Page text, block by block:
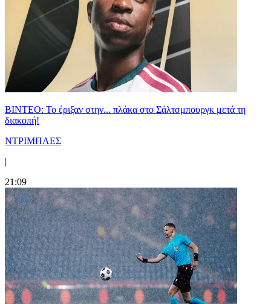
ΒΙΝΤΕΟ: Το έριξαν στην... πλάκα στο Σάλτσμπουργκ μετά τη
διακοπή!
ΝΤΡΙΜΠΛΕΣ
|
21:09